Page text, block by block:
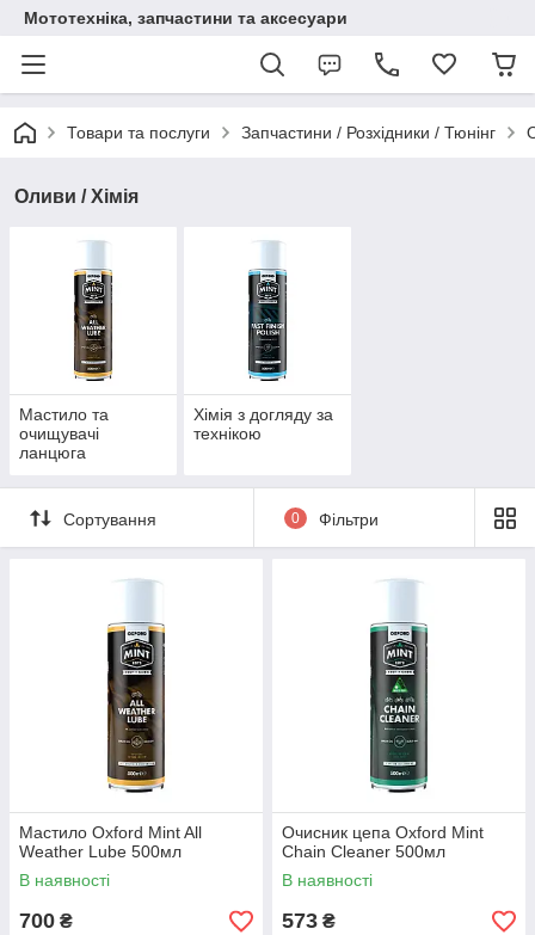
Мототехніка, запчастини та аксесуари
Товари та послуги Запчастини / Розхідники / Тюнінг
Оливи / Хімія
Мастило та
очищувачі
ланцюга
Хімія з догляду за
технікою
Сортування 0 Фільтри
Мастило Oxford Mint All
Weather Lube 500мл
В наявності
700 ₴
Очисник цепа Oxford Mint
Chain Cleaner 500мл
В наявності
573 ₴